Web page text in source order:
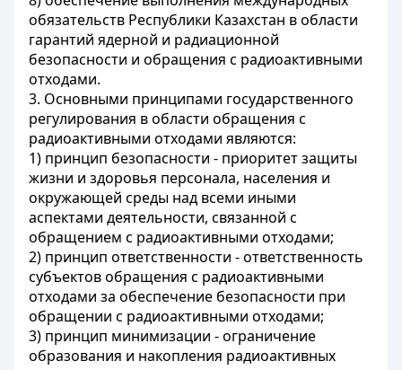
обязательств Республики Казахстан в области
гарантий ядерной и радиационной
безопасности и обращения с радиоактивными
отходами.
3. Основными принципами государственного
регулирования в области обращения с
радиоактивными отходами являются:
1) принцип безопасности - приоритет защиты
жизни и здоровья персонала, населения и
окружающей среды над всеми иными
аспектами деятельности, связанной с
обращением с радиоактивными отходами;
2) принцип ответственности - ответственность
субъектов обращения с радиоактивными
отходами за обеспечение безопасности при
обращении с радиоактивными отходами;
3) принцип минимизации - ограничение
образования и накопления радиоактивных